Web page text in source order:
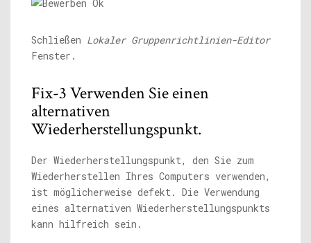
Schließen Lokaler Gruppenrichtlinien-Editor
Fenster.
Fix-3 Verwenden Sie einen
alternativen
Wiederherstellungspunkt.
Der Wiederherstellungspunkt, den Sie zum
Wiederherstellen Ihres Computers verwenden,
ist möglicherweise defekt. Die Verwendung
eines alternativen Wiederherstellungspunkts
kann hilfreich sein.